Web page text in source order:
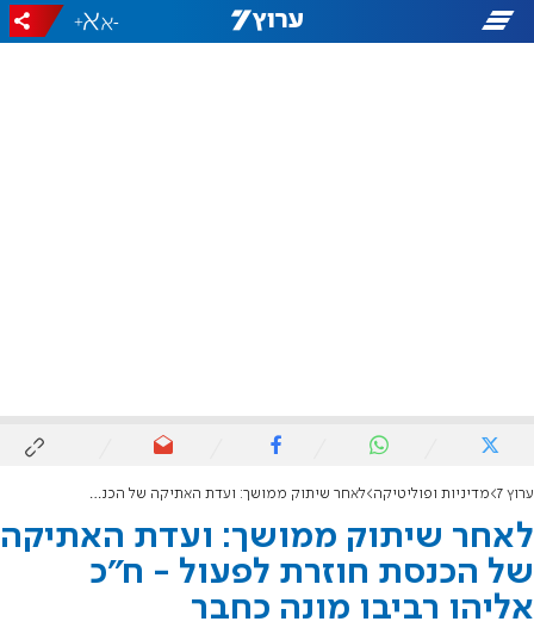
-
+
ערוץ 7 מדיניות ופוליטיקה לאחר שיתוק ממושך: ועדת האתיקה של הכנסת חוזרת לפעול - ח"כ אליהו רביבו מונה כחבר
לאחר שיתוק ממושך: ועדת האתיקה
של הכנסת חוזרת לפעול - ח"כ
אליהו רביבו מונה כחבר